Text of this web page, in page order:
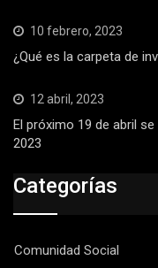
10 febrero, 2023
¿Qué es la carpeta de
12 abril, 2023
El próximo 19 de abril
2023
Categorías
Comunidad Social